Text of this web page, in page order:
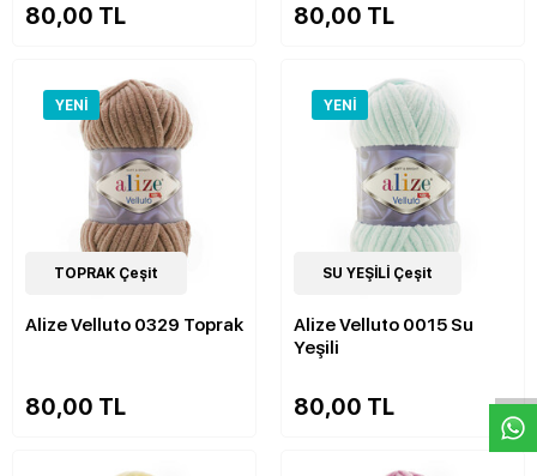
80,00 TL 80,00 TL
YENI
52Çeşit
TOPRAK Çeşit
Alize Velluto 0329 Toprak
80,00 TL
YENI
52Çeşit
SU YEŞİLİ Çeşit
Alize Velluto 0015 Su
Yeşili
80,00 TL